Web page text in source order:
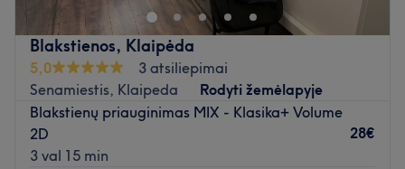
Atidaryti salono profilį
Blakstienos, Klaipėda
5,0
3 atsiliepimai
Senamiestis, Klaipeda
Rodyti žemėlapyje
Blakstienų priauginimas MIX - Klasika+ Volume
2D
3 val 15 min
28€